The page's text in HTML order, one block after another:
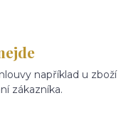
například u zboží
zákazníka.